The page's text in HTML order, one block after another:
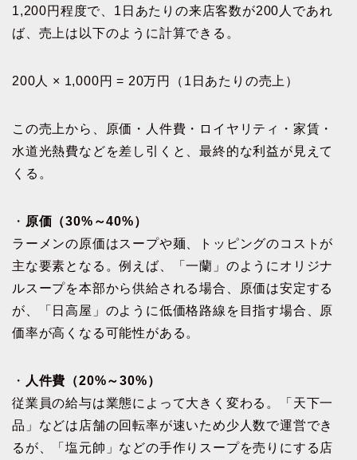
1,200円程度で、1日あたりの来店客数が200人であれ
ば、売上は以下のように計算できる。
200人 × 1,000円 = 20万円（1日あたりの売上）
この売上から、原価・人件費・ロイヤリティ・家賃・
水道光熱費などを差し引くと、最終的な利益が見えて
くる。
・ 原価（30%～40%）
ラーメンの原価はスープや麺、トッピングのコストが
主な要素となる。例えば、「一蘭」のようにオリジナ
ルスープを本部から供給される場合、原価は安定する
が、「日高屋」のように低価格路線を目指す場合、原
価率が高くなる可能性がある。
・ 人件費（20%～30%）
従業員の給与は業態によって大きく変わる。「天下一
品」などは店舗の回転率が速いため少人数で運営でき
るが、「塩元帥」などの手作りスープを売りにする店